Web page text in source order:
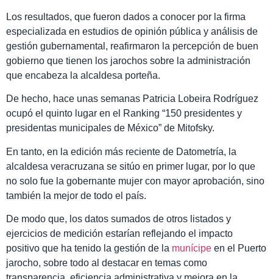
Los resultados, que fueron dados a conocer por la firma
especializada en estudios de opinión pública y análisis de
gestión gubernamental, reafirmaron la percepción de buen
gobierno que tienen los jarochos sobre la administración
que encabeza la alcaldesa porteña.
De hecho, hace unas semanas Patricia Lobeira Rodríguez
ocupó el quinto lugar en el Ranking “150 presidentes y
presidentas municipales de México” de Mitofsky.
En tanto, en la edición más reciente de Datometría, la
alcaldesa veracruzana se sitúo en primer lugar, por lo que
no solo fue la gobernante mujer con mayor aprobación, sino
también la mejor de todo el país.
De modo que, los datos sumados de otros listados y
ejercicios de medición estarían reflejando el impacto
positivo que ha tenido la gestión de la munícipe en el Puerto
jarocho, sobre todo al destacar en temas como